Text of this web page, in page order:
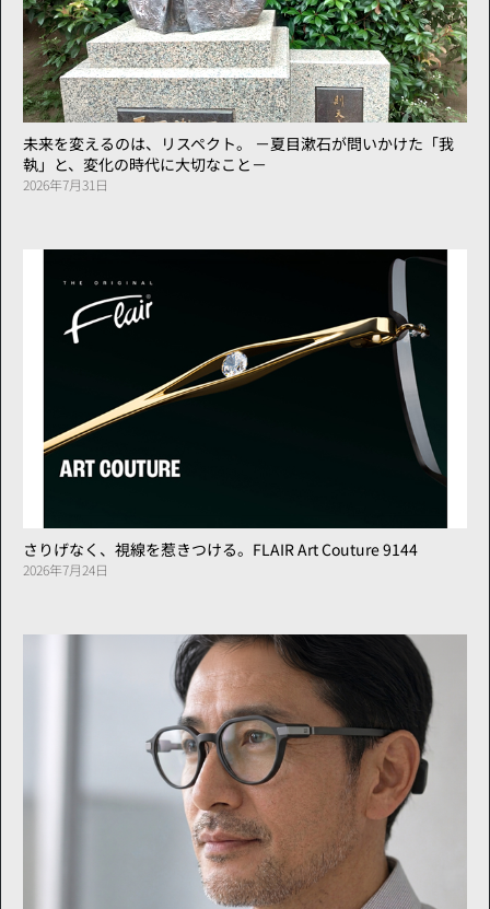
未来を変えるのは、リスペクト。 －夏目漱石が問いかけた「我
執」と、変化の時代に大切なこと－
2026年7月31日
さりげなく、視線を惹きつける。FLAIR Art Couture 9144
2026年7月24日